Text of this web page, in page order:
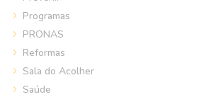
Programas
PRONAS
Reformas
Sala do Acolher
Saúde